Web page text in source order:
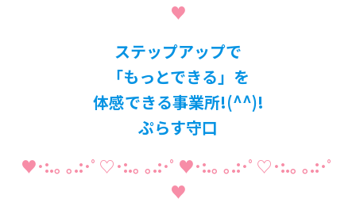
♥
ステップアップで
「もっとできる」を
体感できる事業所!(^^)!
ぷらす守口
♥･:.｡ ｡.:･ﾟ♡･:.｡ ｡.:･ﾟ♥･:.｡ ｡.:･ﾟ♡･:.｡ ｡.:･ﾟ
♥